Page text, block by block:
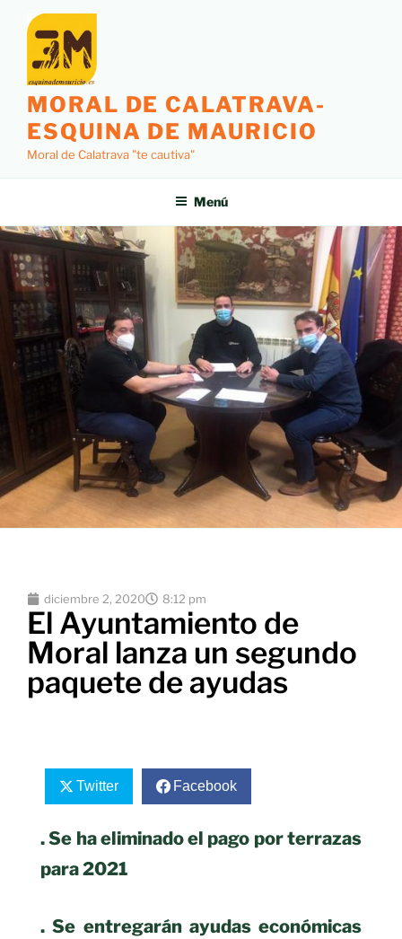
MORAL DE CALATRAVA-
ESQUINA DE MAURICIO
Moral de Calatrava "te cautiva"
Menú
diciembre 2, 2020 8:12 pm
El Ayuntamiento de
Moral lanza un segundo
paquete de ayudas
Twitter Facebook
. Se ha eliminado el pago por terrazas
para 2021
. Se entregarán ayudas económicas